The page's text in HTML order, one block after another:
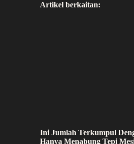
Artikel berkaitan:
Ini Jumlah Terkumpul
Hanya Menabung Tepi